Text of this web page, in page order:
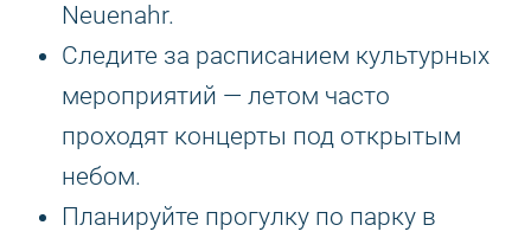
Neuenahr.
Следите за расписанием культурных
мероприятий — летом часто
проходят концерты под открытым
небом.
Планируйте прогулку по парку в